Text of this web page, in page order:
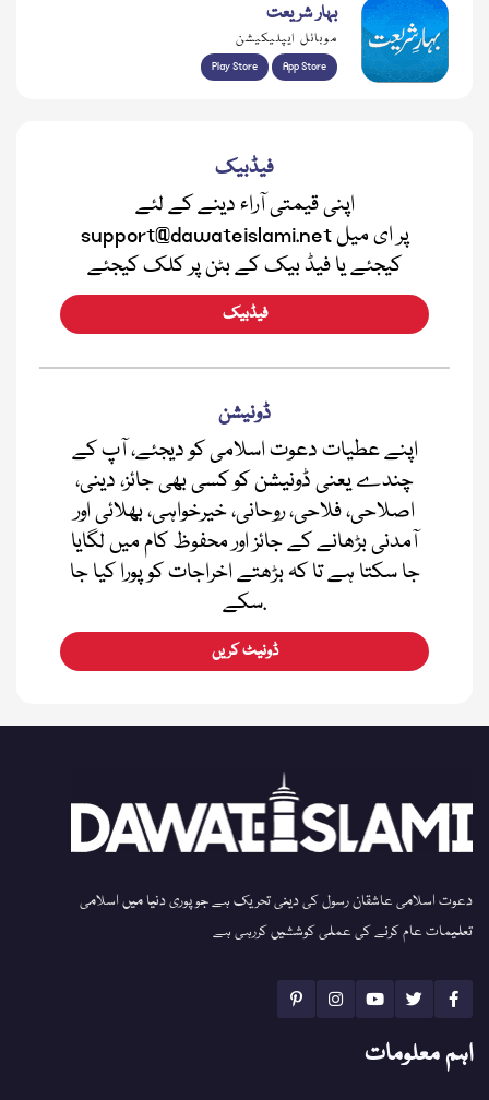
بہار شریعت
موبائل ایپلیکیشن
Play Store App Store
فیڈبیک
اپنی قیمتی آراء دینے کے لئے
support@dawateislami.net پر ای میل
کیجئے یا فیڈ بیک کے بٹن پر کلک کیجئے
فیڈبیک
ڈونیشن
اپنے عطیات دعوت اسلامی کو دیجئے، آپ کے
چندے یعنی ڈونیشن کو کسی بھی جائز، دینی،
اصلاحی، فلاحی، روحانی، خیرخواہی، بھلائی اور
آمدنی بڑھانے کے جائز اور محفوظ کام میں لگایا
جا سکتا ہے تا کہ بڑھتے اخراجات کو پورا کیا جا
سکے.
ڈونیٹ کریں
دعوت اسلامی عاشقان رسول کی دینی تحریک ہے جو پوری دنیا میں اسلامی
تعلیمات عام کرنے کی عملی کوششیں کررہی ہے
اہم معلومات